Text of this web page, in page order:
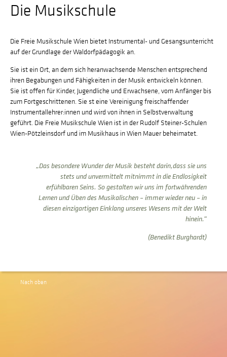
Die Musikschule
Die Freie Musikschule Wien bietet Instrumental- und Gesangsunterricht
auf der Grundlage der Waldorfpädagogik an.
Sie ist ein Ort, an dem sich heranwachsende Menschen entsprechend
ihren Begabungen und Fähigkeiten in der Musik entwickeln können.
Sie ist offen für Kinder, Jugendliche und Erwachsene, vom Anfänger bis
zum Fortgeschrittenen. Sie st eine Vereinigung freischaffender
Instrumentallehrer:innen und wird von ihnen in Selbstverwaltung
geführt. Die Freie Musikschule Wien ist in der Rudolf Steiner-Schulen
Wien-Pötzleinsdorf und im Musikhaus in Wien Mauer beheimatet.
„Das besondere Wunder der Musik besteht darin,dass sie uns
stets und unvermittelt mitnimmt in die Endlosigkeit
erfühlbaren Seins. So gestalten wir uns im fortwährenden
Lernen und Üben des Musikalischen – immer wieder neu – in
diesen einzigartigen Einklang unseres Wesens mit der Welt
hinein.“
(Benedikt Burghardt)
Nach oben